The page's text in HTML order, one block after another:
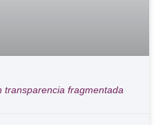
transparencia fragmentada